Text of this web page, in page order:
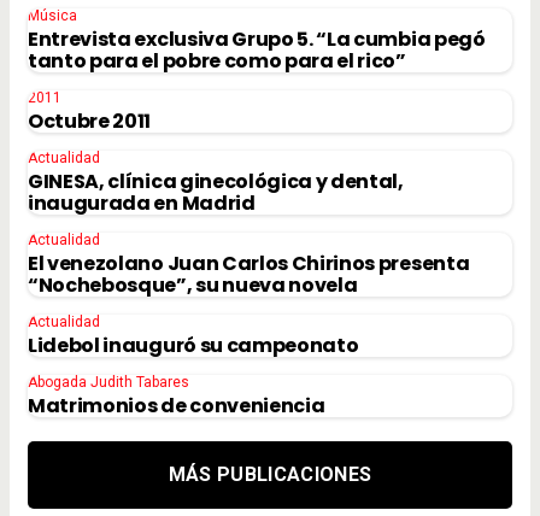
Música
Entrevista exclusiva Grupo 5. “La cumbia pegó
tanto para el pobre como para el rico”
2011
Octubre 2011
Actualidad
GINESA, clínica ginecológica y dental,
inaugurada en Madrid
Actualidad
El venezolano Juan Carlos Chirinos presenta
“Nochebosque”, su nueva novela
Actualidad
Lidebol inauguró su campeonato
Abogada Judith Tabares
Matrimonios de conveniencia
MÁS PUBLICACIONES